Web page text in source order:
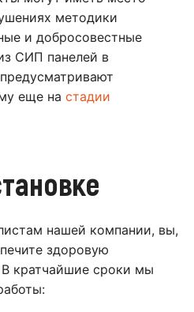
методики
и добросовестные
СИП панелей в
еще на стадии
нашей компании, вы,
здоровую
кратчайшие сроки мы